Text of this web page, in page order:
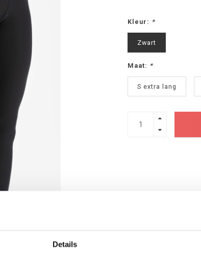
Details
Kleur: *
Zwart
Maat: *
S extra lang